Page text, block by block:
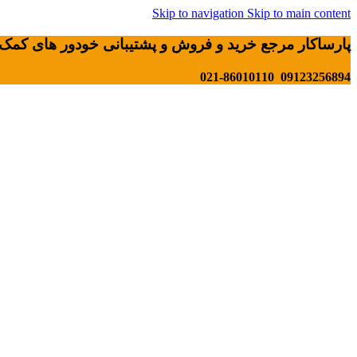
Skip to navigation Skip to main content
پارساکار مرجع خرید و فروش و پشتیبانی خودور های کمک
09123256894 021-86010110